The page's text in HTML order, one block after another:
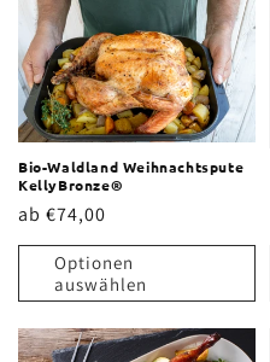
g
o
r
i
e
:
Bio-Waldland Weihnachtspute
KellyBronze®
Normaler
Preis
ab €74,00
Optionen
auswählen